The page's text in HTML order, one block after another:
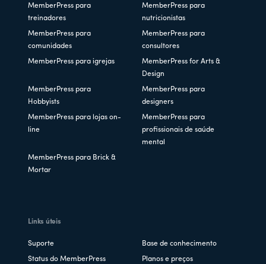
MemberPress para
treinadores
MemberPress para
nutricionistas
MemberPress para
comunidades
MemberPress para
consultores
MemberPress para igrejas
MemberPress for Arts &
Design
MemberPress para
Hobbyists
MemberPress para
designers
MemberPress para lojas on-
line
MemberPress para
profissionais de saúde
mental
MemberPress para Brick &
Mortar
Links úteis
Suporte Base de conhecimento
Status do MemberPress Planos e preços